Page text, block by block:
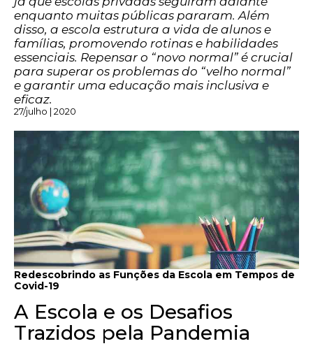
enquanto muitas públicas pararam. Além
disso, a escola estrutura a vida de alunos e
famílias, promovendo rotinas e habilidades
essenciais. Repensar o “novo normal” é crucial
para superar os problemas do “velho normal”
e garantir uma educação mais inclusiva e
eficaz.
27/julho | 2020
Redescobrindo as Funções da Escola em Tempos de
Covid-19
A Escola e os Desafios
Trazidos pela Pandemia